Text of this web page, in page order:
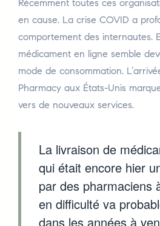
Récemment toutes ces
en cause. La crise COVID a
comportement des internautes.
médicament en ligne semble
mode de consommation.
Pharmacy aux États-Unis
vers de nouveaux services.
La livraison de
qui était encore hier
par des pharmaciens
en difficulté va
dans les années à